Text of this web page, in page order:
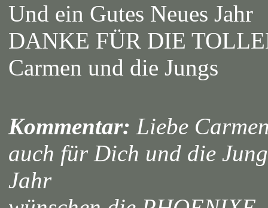
Und ein Gutes Neues Jahr
DANKE FÜR DIE
Carmen und die Jungs
Kommentar: Liebe
auch für Dich und die
Jahr